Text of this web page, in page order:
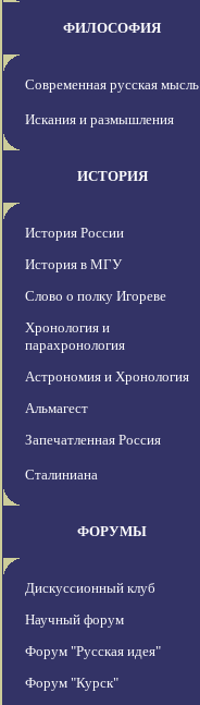
ФИЛОСОФИЯ
Современная русская мысль
Искания и размышления
ИСТОРИЯ
История России
История в МГУ
Слово о полку Игореве
Хронология и
парахронология
Астрономия и Хронология
Альмагест
Запечатленная Россия
Сталиниана
ФОРУМЫ
Дискуссионный клуб
Научный форум
Форум "Русская идея"
Форум "Курск"